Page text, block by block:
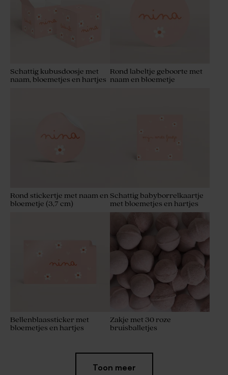
Schattig kubusdoosje met
naam, bloemetjes en hartjes
Rond labeltje geboorte met
naam en bloemetje
Rond stickertje met naam en
bloemetje (3,7 cm)
Schattig babyborrelkaartje
met bloemetjes en hartjes
Bellenblaassticker met
bloemetjes en hartjes
Zakje met 30 roze
bruisballetjes
Toon meer